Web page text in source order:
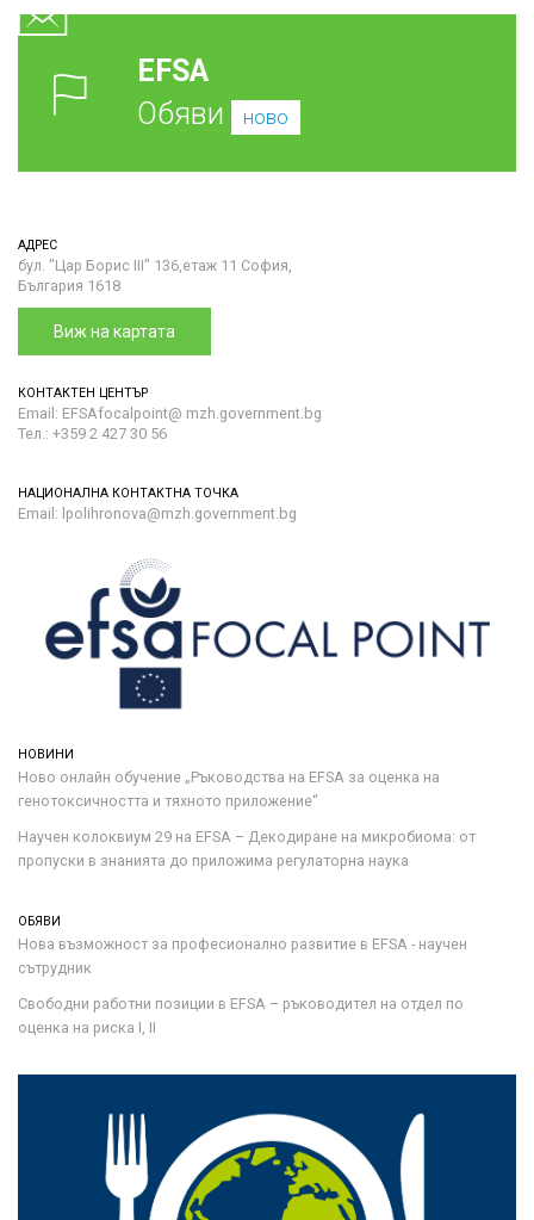
EFSA
Обяви
ново
АДРЕС
бул. "Цар Борис III" 136,етаж 11 София,
България 1618
Виж на картата
КОНТАКТЕН ЦЕНТЪР
Email: EFSAfocalpoint@ mzh.government.bg
Тел.: +359 2 427 30 56
НАЦИОНАЛНА КОНТАКТНА ТОЧКА
Email: lpolihronova@mzh.government.bg
НОВИНИ
Ново онлайн обучение „Ръководства на ЕFSA за оценка на
генотоксичността и тяхното приложение“
Научен колоквиум 29 на EFSA – Декодиране на микробиома: от
пропуски в знанията до приложима регулаторна наука
ОБЯВИ
Нова възможност за професионално развитие в EFSA - научен
сътрудник
Свободни работни позиции в EFSA – ръководител на отдел по
оценка на риска I, II